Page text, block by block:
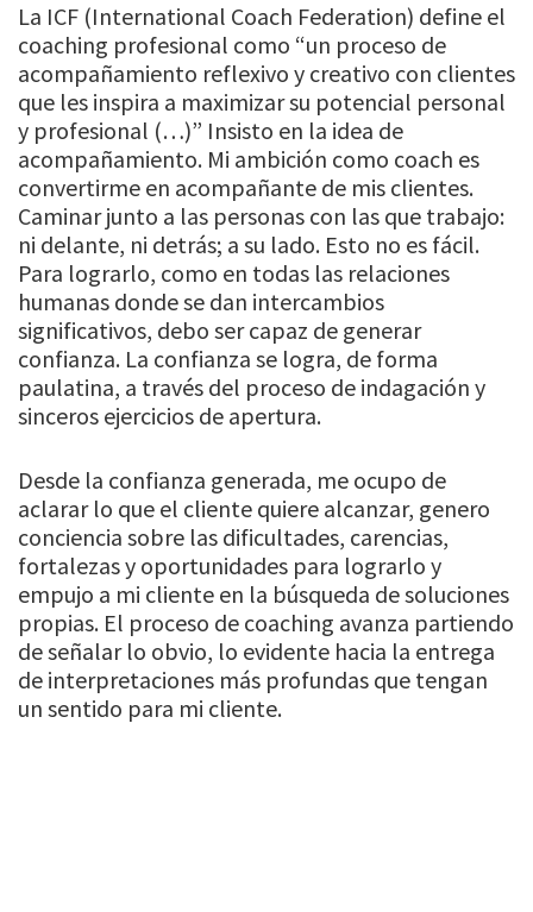
La ICF (International Coach Federation) define el
coaching profesional como “un proceso de
acompañamiento reflexivo y creativo con clientes
que les inspira a maximizar su potencial personal
y profesional (…)” Insisto en la idea de
acompañamiento. Mi ambición como coach es
convertirme en acompañante de mis clientes.
Caminar junto a las personas con las que trabajo:
ni delante, ni detrás; a su lado. Esto no es fácil.
Para lograrlo, como en todas las relaciones
humanas donde se dan intercambios
significativos, debo ser capaz de generar
confianza. La confianza se logra, de forma
paulatina, a través del proceso de indagación y
sinceros ejercicios de apertura.
Desde la confianza generada, me ocupo de
aclarar lo que el cliente quiere alcanzar, genero
conciencia sobre las dificultades, carencias,
fortalezas y oportunidades para lograrlo y
empujo a mi cliente en la búsqueda de soluciones
propias. El proceso de coaching avanza partiendo
de señalar lo obvio, lo evidente hacia la entrega
de interpretaciones más profundas que tengan
un sentido para mi cliente.